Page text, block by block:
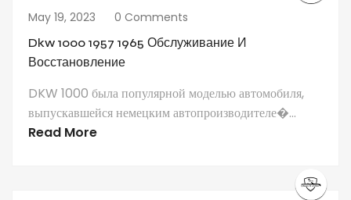
May 19, 2023 0 Comments
Dkw 1000 1957 1965 Обслуживание И
Восстановление
DKW 1000 была популярной моделью автомобиля,
выпускавшейся немецким автопроизводителе�...
Read More